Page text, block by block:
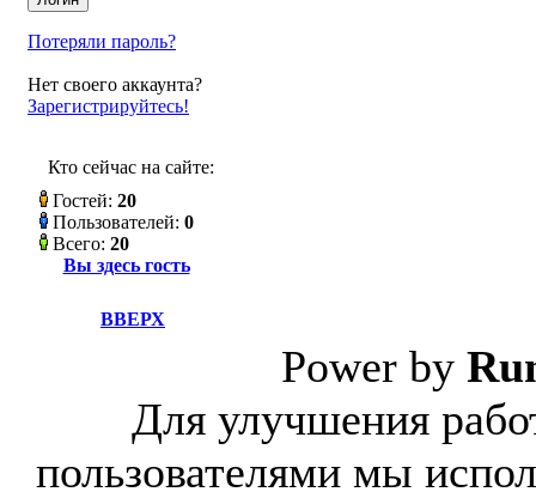
Потеряли пароль?
Нет своего аккаунта?
Зарегистрируйтесь!
Кто сейчас на сайте:
Гостей: 20
Пользователей: 0
Всего: 20
Вы здесь гость
ВВЕРХ
Power by
Для улучшения
пользователями мы